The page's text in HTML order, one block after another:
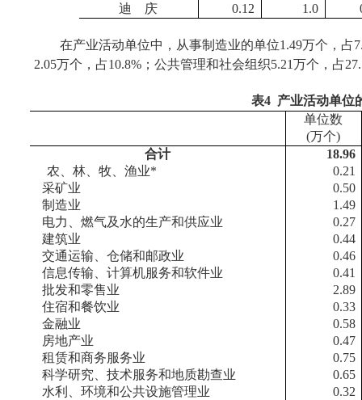
迪
庆 0.12 1.0
在产业活动单位中，从事制造业的单位1.49万个，占
2.05万个，占10.8%；公共管理和社会组织5.21万个，占
表4 产业活动单位
单位数
(万个)
合计
18.96
农、林、牧、渔业*
0.21
采矿业
0.50
制造业
1.49
电力、燃气及水的生产和供应业
0.27
建筑业
0.44
交通运输、仓储和邮政业
0.46
信息传输、计算机服务和软件业
0.41
批发和零售业
2.89
住宿和餐饮业
0.33
金融业
0.58
房地产业
0.47
租赁和商务服务业
0.75
科学研究、技术服务和地质勘查业
0.65
水利、环境和公共设施管理业
0.32